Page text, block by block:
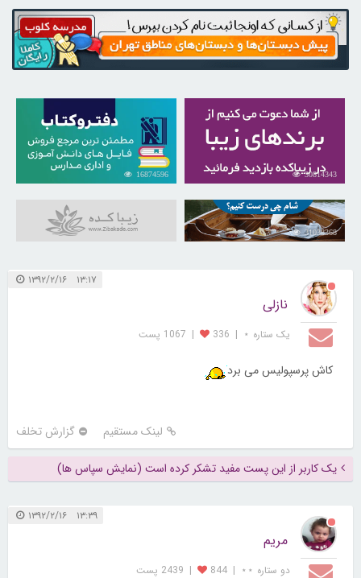
30814343
16874596
31038368
۱۳:۱۷ ۱۳۹۲/۲/۱۶
نازلی
یک ستاره ⋆ |
336
| 1067 پست
کاش پرسپولیس می برد
لینک مستقیم گزارش تخلف
یک کاربر از این پست مفید تشکر کرده است (نمایش سپاس ها)
۱۳:۳۹ ۱۳۹۲/۲/۱۶
مریم
دو ستاره ⋆⋆ |
844
| 2439 پست